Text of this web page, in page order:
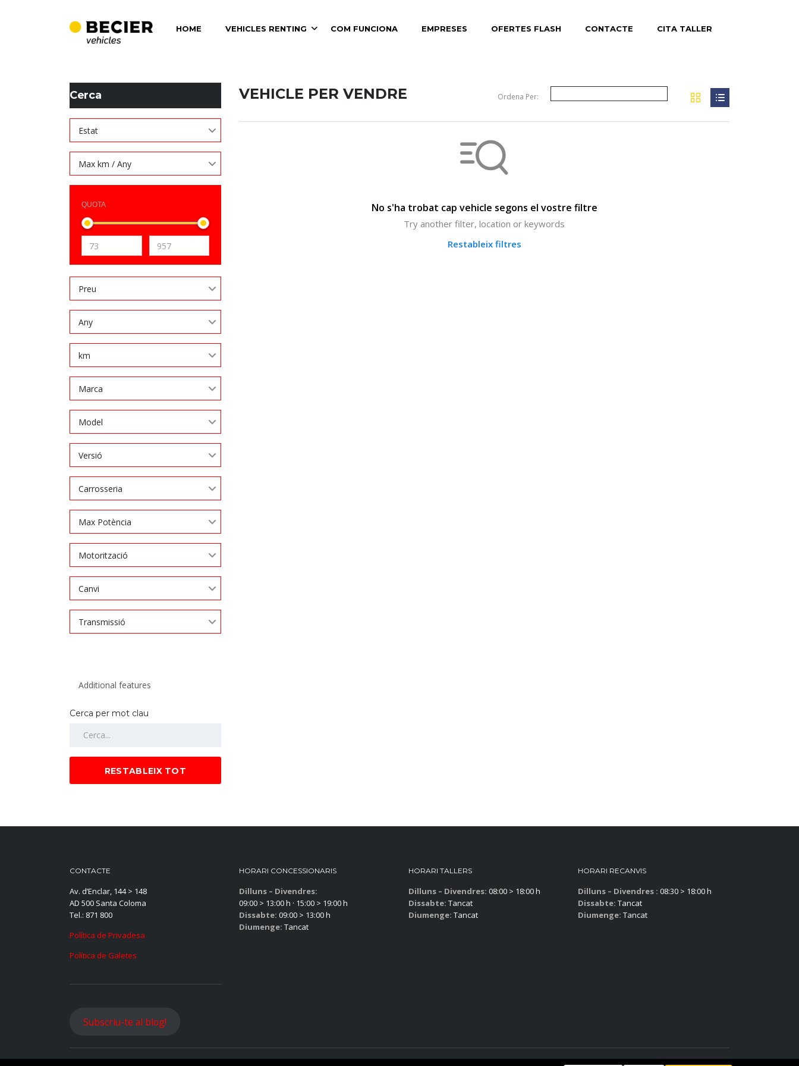
HOME VEHICLES RENTING COM FUNCIONA EMPRESES OFERTES FLASH CONTACTE CITA TALLER
BECIER MOBILITAT
Cerca
Estat
Max km / Any
QUOTA
Preu
Any
km
Marca
Model
Versió
Carrosseria
Max Potència
Motorització
Canvi
Transmissió
Cerca per mot clau
RESTABLEIX TOT
VEHICLE PER VENDRE Ordena Per:
No s'ha trobat cap vehicle segons el vostre filtre
Try another filter, location or keywords
Restableix filtres
CONTACTE
Av. d’Enclar, 144 > 148
AD 500 Santa Coloma
Tel.: 871 800
Política de Privadesa
Política de Galetes
HORARI CONCESSIONARIS
Dilluns – Divendres:
09:00 > 13:00 h · 15:00 > 19:00 h
Dissabte: 09:00 > 13:00 h
Diumenge: Tancat
HORARI TALLERS
Dilluns – Divendres: 08:00 > 18:00 h
Dissabte: Tancat
Diumenge: Tancat
HORARI RECANVIS
Dilluns – Divendres : 08:30 > 18:00 h
Dissabte: Tancat
Diumenge: Tancat
Subscriu-te al blog!